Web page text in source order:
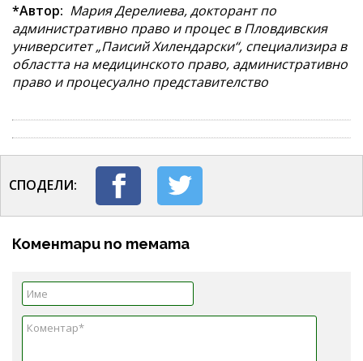
*Автор: Мария Дерелиева,докторант по
административно право и процес в Пловдивския
университет „Паисий Хилендарски“, специализира в
областта на медицинското право, административно
право и процесуално представителство
СПОДЕЛИ:
Коментари по темата